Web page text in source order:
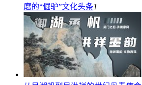
磨的“倔驴”文化头条1